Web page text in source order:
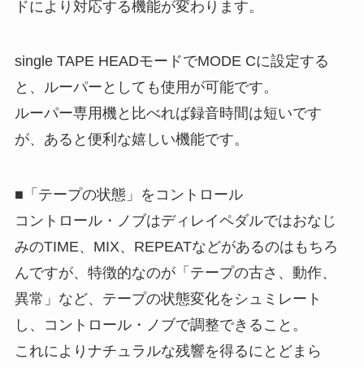
ドにより対応する機能が変わります。
single TAPE HEADモードでMODE Cに設定する
と、ルーパーとしても使用が可能です。
ルーパー専用機と比べれば録音時間は短いです
が、あると便利な嬉しい機能です。
■「テープの状態」をコントロール
コントロール・ノブはディレイペダルではおなじ
みのTIME、MIX、REPEATなどがあるのはもちろ
んですが、特徴的なのが「テープの古さ、動作、
異常」など、テープの状態変化をシュミレート
し、コントロール・ノブで調整できること。
これによりナチュラルな残響を得るにとどまら